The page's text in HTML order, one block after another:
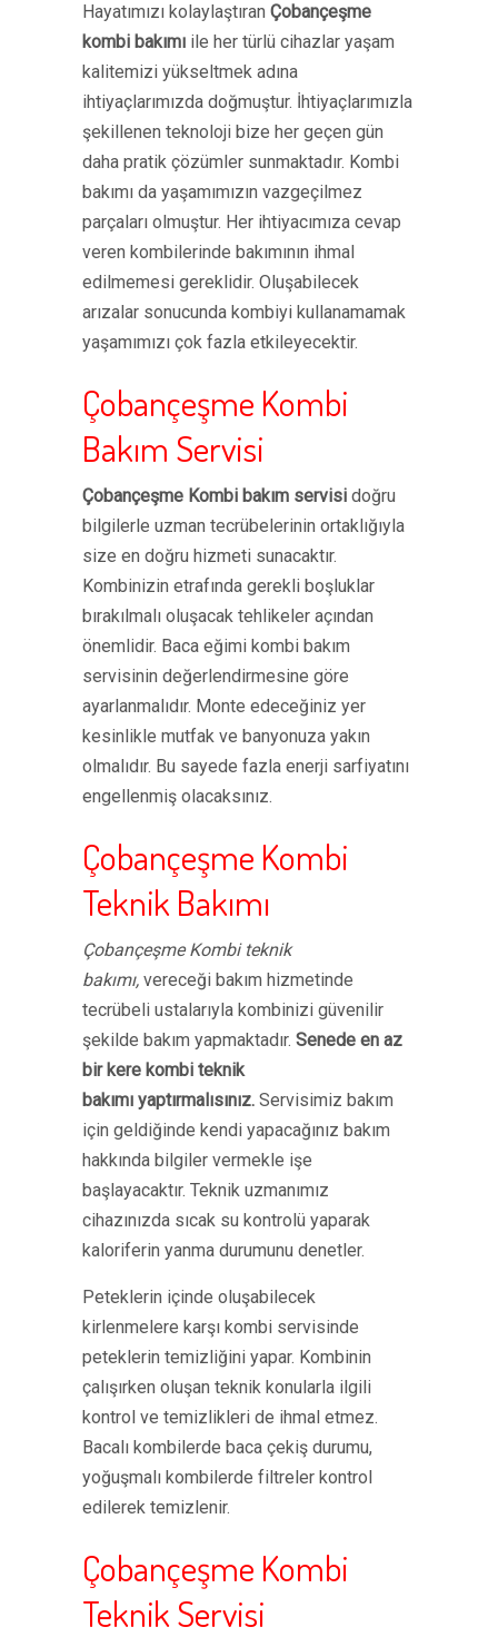
Hayatımızı kolaylaştıran Çobançeşme
kombi bakımı ile her türlü cihazlar yaşam
kalitemizi yükseltmek adına
ihtiyaçlarımızda doğmuştur. İhtiyaçlarımızla
şekillenen teknoloji bize her geçen gün
daha pratik çözümler sunmaktadır. Kombi
bakımı da yaşamımızın vazgeçilmez
parçaları olmuştur. Her ihtiyacımıza cevap
veren kombilerinde bakımının ihmal
edilmemesi gereklidir. Oluşabilecek
arızalar sonucunda kombiyi kullanamamak
yaşamımızı çok fazla etkileyecektir.
Çobançeşme Kombi
Bakım Servisi
Çobançeşme Kombi bakım servisi doğru
bilgilerle uzman tecrübelerinin ortaklığıyla
size en doğru hizmeti sunacaktır.
Kombinizin etrafında gerekli boşluklar
bırakılmalı oluşacak tehlikeler açından
önemlidir. Baca eğimi kombi bakım
servisinin değerlendirmesine göre
ayarlanmalıdır. Monte edeceğiniz yer
kesinlikle mutfak ve banyonuza yakın
olmalıdır. Bu sayede fazla enerji sarfiyatını
engellenmiş olacaksınız.
Çobançeşme Kombi
Teknik Bakımı
Çobançeşme Kombi teknik
bakımı, vereceği bakım hizmetinde
tecrübeli ustalarıyla kombinizi güvenilir
şekilde bakım yapmaktadır. Senede en az
bir kere kombi teknik
bakımı yaptırmalısınız. Servisimiz bakım
için geldiğinde kendi yapacağınız bakım
hakkında bilgiler vermekle işe
başlayacaktır. Teknik uzmanımız
cihazınızda sıcak su kontrolü yaparak
kaloriferin yanma durumunu denetler.
Peteklerin içinde oluşabilecek
kirlenmelere karşı kombi servisinde
peteklerin temizliğini yapar. Kombinin
çalışırken oluşan teknik konularla ilgili
kontrol ve temizlikleri de ihmal etmez.
Bacalı kombilerde baca çekiş durumu,
yoğuşmalı kombilerde filtreler kontrol
edilerek temizlenir.
Çobançeşme Kombi
Teknik Servisi